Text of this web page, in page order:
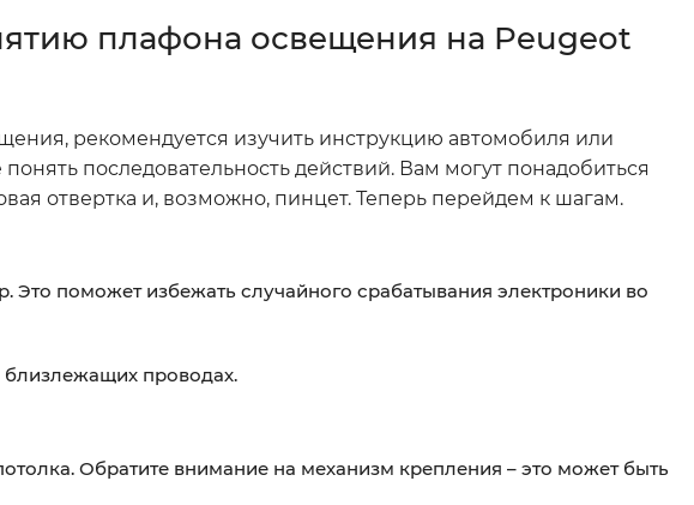
плафона освещения на Peugeot
рекомендуется изучить инструкцию автомобиля или
последовательность действий. Вам могут понадобиться
отвертка и, возможно, пинцет. Теперь перейдем к шагам.
Это поможет избежать случайного срабатывания электроники во
проводах.
Обратите внимание на механизм крепления – это может быть